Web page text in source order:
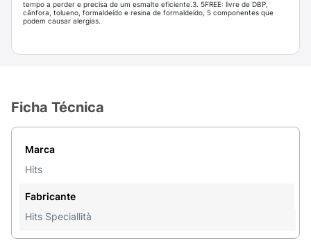
tempo a perder e precisa de um esmalte eficiente.3. 5FREE: livre de DBP,
cânfora, tolueno, formaldeído e resina de formaldeído, 5 componentes que
podem causar alergias.
Ficha Técnica
Marca
Hits
Fabricante
Hits Speciallità